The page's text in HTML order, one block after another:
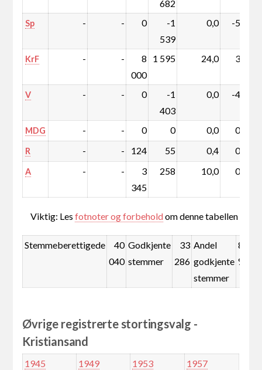
682
Sp - - 0
-1
539
0,0 -5,0
KrF - -
8
000
1 595 24,0 3,2
V - - 0
-1
403
0,0 -4,6
MDG - - 0 0 0,0 0,0
R - - 124 55 0,4 0,1
A - -
3
345
258 10,0 0,0
Viktig: Lesfotnoter og forbeholdom denne tabellen
Stemmeberettigede
40
040
Godkjente
stemmer
33
286
Andel
godkjente
stemmer
83,1
%
Øvrige registrerte stortingsvalg -
Kristiansand
1945 1949 1953
1957